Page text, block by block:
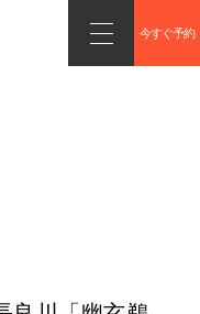
今すぐ予約